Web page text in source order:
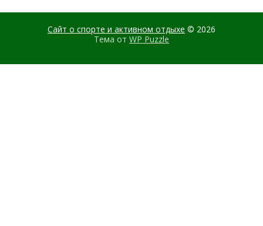
Сайт о спорте и активном отдыхе © 2026
Тема от WP Puzzle